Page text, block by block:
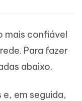
mais confiável
Para fazer
abaixo.
em seguida,